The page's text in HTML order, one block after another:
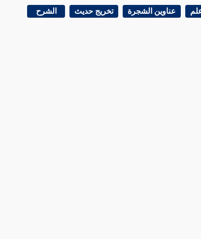
عناوين الشجرة تخريج حديث الشرح